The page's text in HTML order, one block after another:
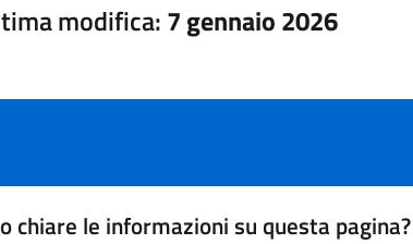
modifica:7 gennaio 2026
chiare le informazioni su questa pagina?